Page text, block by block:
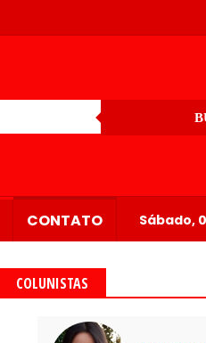
CONTATO Sábado,
COLUNISTAS